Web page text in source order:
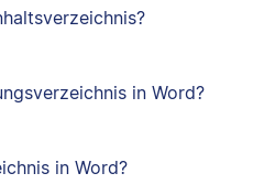
in Word?
in Word?